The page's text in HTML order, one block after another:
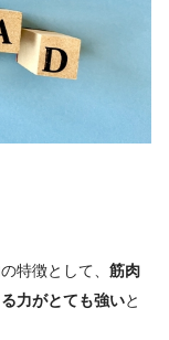
特徴として、 筋肉
力がとても強いと